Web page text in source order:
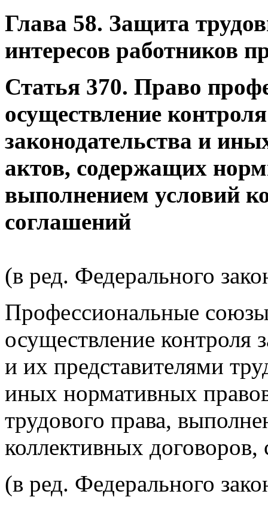
Глава 58. Защита
интересов работников
Статья 370. Право
осуществление
законодательства и
актов, содержащих
выполнением условий
соглашений
(в ред. Федерального
Профессиональные
осуществление контроля
и их представителями
иных нормативных
трудового права,
коллективных договоров,
(в ред. Федерального